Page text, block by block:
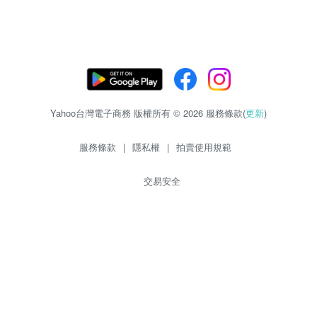
Yahoo台灣電子商務 版權所有 © 2026 服務條款(更新)
服務條款 | 隱私權 | 拍賣使用規範
交易安全